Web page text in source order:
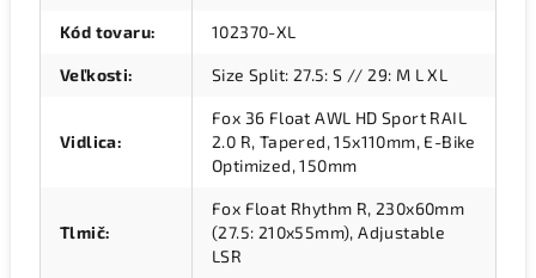
Kód tovaru: 102370-XL
Veľkosti: Size Split: 27.5: S // 29: M L XL
Vidlica:
Fox 36 Float AWL HD Sport RAIL
2.0 R, Tapered, 15x110mm, E-Bike
Optimized, 150mm
Tlmič:
Fox Float Rhythm R, 230x60mm
(27.5: 210x55mm), Adjustable
LSR